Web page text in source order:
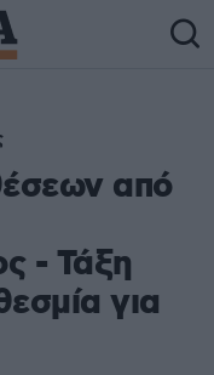
από
- Τάξη
για